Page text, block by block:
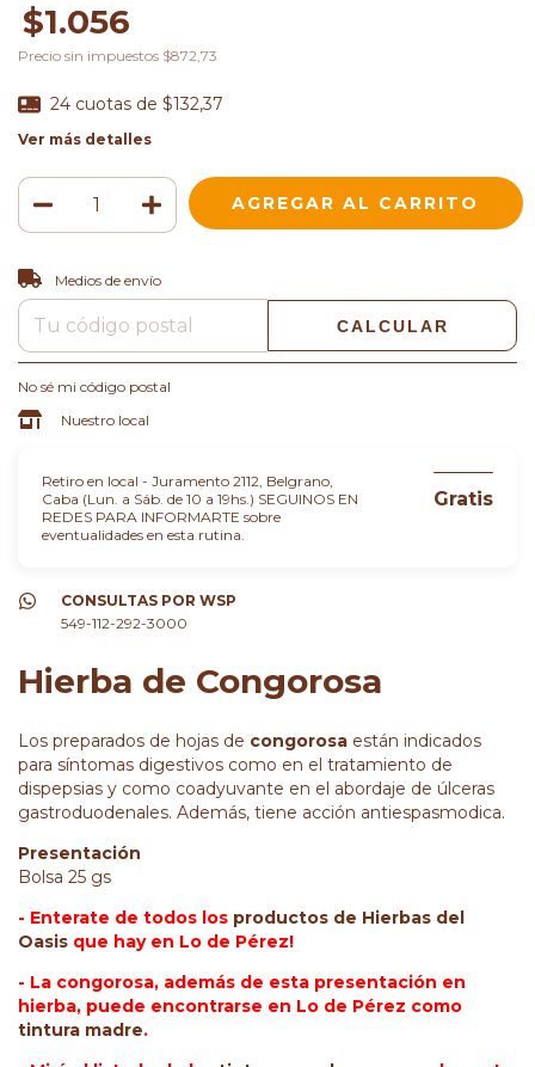
$1.056
Precio sin impuestos $872,73
24 cuotas de $132,37
Ver más detalles
Entregas para el CP:
Medios de envío
CALCULAR
No sé mi código postal
Nuestro local
Retiro en local - Juramento 2112, Belgrano,
Caba (Lun. a Sáb. de 10 a 19hs.) SEGUINOS EN
REDES PARA INFORMARTE sobre
eventualidades en esta rutina.
Gratis
CONSULTAS POR WSP
549-112-292-3000
Hierba de Congorosa
Los preparados de hojas de congorosa están indicados
para síntomas digestivos como en el tratamiento de
dispepsias y como coadyuvante en el abordaje de úlceras
gastroduodenales. Además, tiene acción antiespasmodica.
Presentación
Bolsa 25 gs
- Enterate de todos los productos de Hierbas del
Oasis que hay en Lo de Pérez!
- La congorosa, además de esta presentación en
hierba, puede encontrarse en Lo de Pérez como
tintura madre.